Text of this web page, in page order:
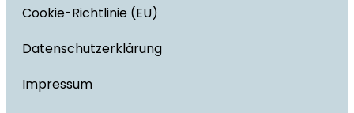
Cookie-Richtlinie (EU)
Datenschutzerklärung
Impressum